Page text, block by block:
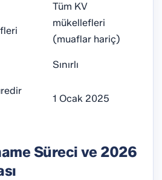
Tüm KV
mükellefleri
(muaflar hariç)
Sınırlı
1 Ocak 2025
Süreci ve 2026